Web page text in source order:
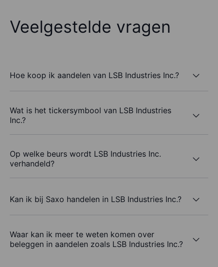
Veelgestelde vragen
Hoe koop ik aandelen van LSB Industries Inc.?
Wat is het tickersymbool van LSB Industries
Inc.?
Op welke beurs wordt LSB Industries Inc.
verhandeld?
Kan ik bij Saxo handelen in LSB Industries Inc.?
Waar kan ik meer te weten komen over
beleggen in aandelen zoals LSB Industries Inc.?